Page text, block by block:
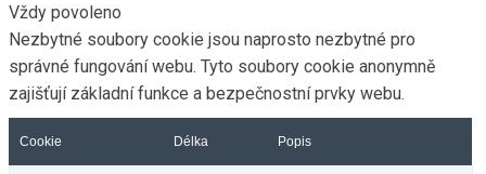
Vždy povoleno
Nezbytné soubory cookie jsou naprosto nezbytné pro
správné fungování webu. Tyto soubory cookie anonymně
zajišťují základní funkce a bezpečnostní prvky webu.
Cookie Délka Popis